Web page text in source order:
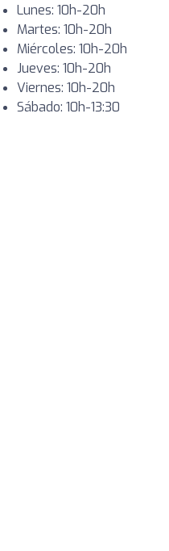
Lunes: 10h-20h
Martes: 10h-20h
Miércoles: 10h-20h
Jueves: 10h-20h
Viernes: 10h-20h
Sábado: 10h-13:30